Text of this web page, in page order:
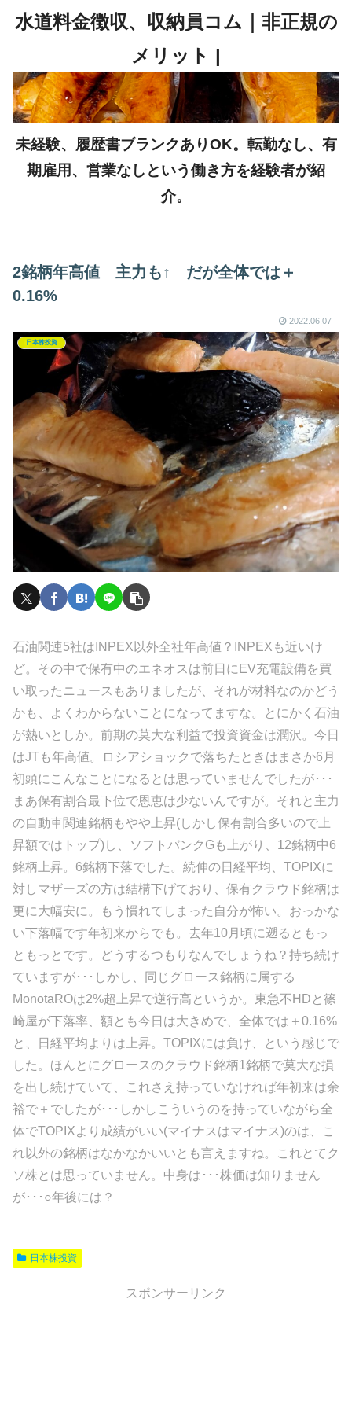
未経験、履歴書ブランクありOK。転勤なし、有
期雇用、営業なしという働き方を経験者が紹
介。
2銘柄年高値 主力も↑ だが全体では＋
0.16%
2022.06.07
日本株投資
石油関連5社はINPEX以外全社年高値？INPEXも近いけ
ど。その中で保有中のエネオスは前日にEV充電設備を買
い取ったニュースもありましたが、それが材料なのかどう
かも、よくわからないことになってますな。とにかく石油
が熱いとしか。前期の莫大な利益で投資資金は潤沢。今日
はJTも年高値。ロシアショックで落ちたときはまさか6月
初頭にこんなことになるとは思っていませんでしたが･･･
まあ保有割合最下位で恩恵は少ないんですが。それと主力
の自動車関連銘柄もやや上昇(しかし保有割合多いので上
昇額ではトップ)し、ソフトバンクGも上がり、12銘柄中6
銘柄上昇。6銘柄下落でした。続伸の日経平均、TOPIXに
対しマザーズの方は結構下げており、保有クラウド銘柄は
更に大幅安に。もう慣れてしまった自分が怖い。おっかな
い下落幅です年初来からでも。去年10月頃に遡るともっ
ともっとです。どうするつもりなんでしょうね？持ち続け
ていますが･･･しかし、同じグロース銘柄に属する
MonotaROは2%超上昇で逆行高というか。東急不HDと篠
崎屋が下落率、額とも今日は大きめで、全体では＋0.16%
と、日経平均よりは上昇。TOPIXには負け、という感じで
した。ほんとにグロースのクラウド銘柄1銘柄で莫大な損
を出し続けていて、これさえ持っていなければ年初来は余
裕で＋でしたが･･･しかしこういうのを持っていながら全
体でTOPIXより成績がいい(マイナスはマイナス)のは、こ
れ以外の銘柄はなかなかいいとも言えますね。これとてク
ソ株とは思っていません。中身は･･･株価は知りません
が･･･○年後には？
日本株投資
スポンサーリンク